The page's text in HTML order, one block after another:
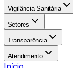
Vigilância Sanitária
Setores
Transparência
Atendimento
Início